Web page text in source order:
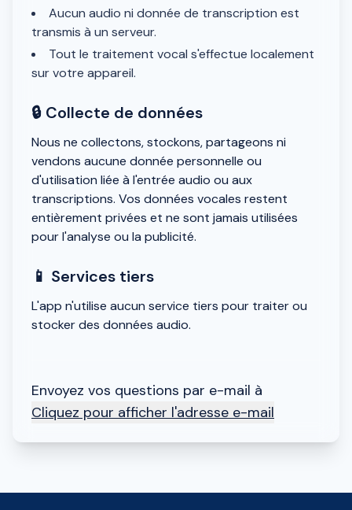
Aucun audio ni donnée de transcription est
transmis à un serveur.
Tout le traitement vocal s'effectue localement
sur votre appareil.
🔒 Collecte de données
Nous ne collectons, stockons, partageons ni
vendons aucune donnée personnelle ou
d'utilisation liée à l'entrée audio ou aux
transcriptions. Vos données vocales restent
entièrement privées et ne sont jamais utilisées
pour l'analyse ou la publicité.
📱 Services tiers
L'app n'utilise aucun service tiers pour traiter ou
stocker des données audio.
Envoyez vos questions par e-mail à
Cliquez pour afficher l'adresse e-mail